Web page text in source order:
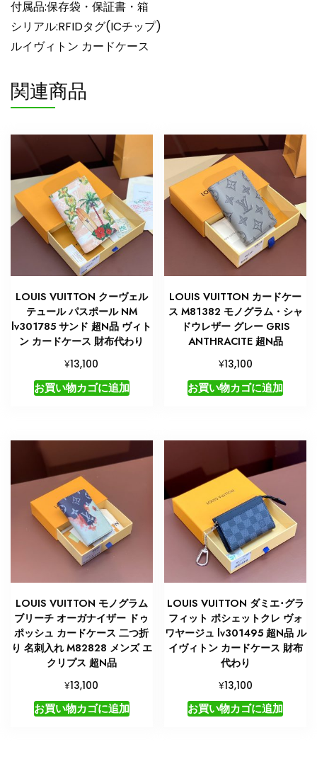
ド
モ
ノ
ラ
ム
ル
ヴ
ィ
ト
ン
ド
ケ
ス
新
付属品:保存袋・保証書・箱
シリアル:RFIDタグ(ICチップ)
ルイヴィトン カードケース
関連商品
LOUIS VUITTON クーヴェル
テュール パスポール NM
lv301785 サンド 超N品 ヴィト
ン カードケース 財布代わり
¥13,100
お買い物カゴに追加
LOUIS VUITTON カードケー
ス M81382 モノグラム・シャ
ドウレザー グレー GRIS
ANTHRACITE 超N品
¥13,100
お買い物カゴに追加
LOUIS VUITTON モノグラム
ブリーチ オーガナイザー ドゥ
ポッシュ カードケース 二つ折
り 名刺入れ M82828 メンズ エ
クリプス 超N品
¥13,100
お買い物カゴに追加
LOUIS VUITTON ダミエ･グラ
フィット ポシェットクレ ヴォ
ワヤージュ lv301495 超N品 ル
イヴィトン カードケース 財布
代わり
¥13,100
お買い物カゴに追加